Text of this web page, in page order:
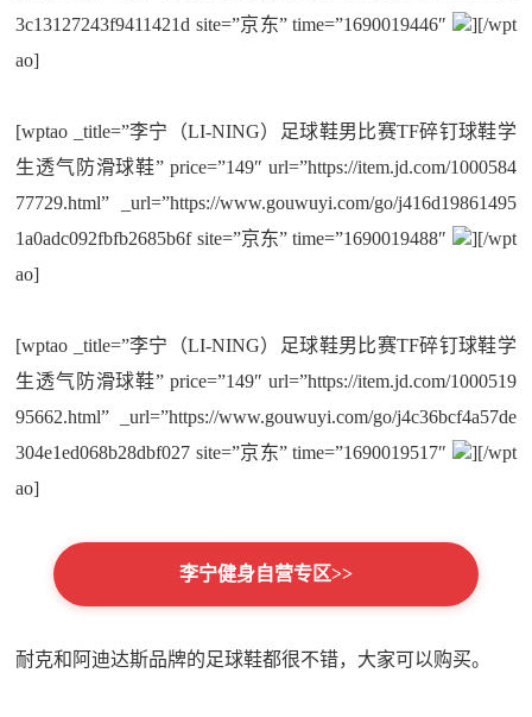
3c13127243f9411421d site=”京东” time=”1690019446″
][/wpt
ao]
[wptao _title=”李宁（LI-NING）足球鞋男比赛TF碎钉球鞋学
生透气防滑球鞋” price=”149″ url=”https://item.jd.com/1000584
77729.html” _url=”https://www.gouwuyi.com/go/j416d19861495
1a0adc092fbfb2685b6f site=”京东” time=”1690019488″
][/wpt
ao]
[wptao _title=”李宁（LI-NING）足球鞋男比赛TF碎钉球鞋学
生透气防滑球鞋” price=”149″ url=”https://item.jd.com/1000519
95662.html” _url=”https://www.gouwuyi.com/go/j4c36bcf4a57de
304e1ed068b28dbf027 site=”京东” time=”1690019517″
][/wpt
ao]
李宁健身自营专区>>
耐克和阿迪达斯品牌的足球鞋都很不错，大家可以购买。